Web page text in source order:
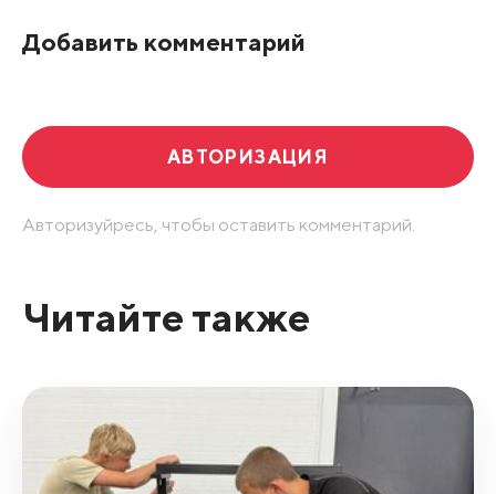
Добавить комментарий
АВТОРИЗАЦИЯ
Авторизуйресь, чтобы оставить комментарий.
Читайте также